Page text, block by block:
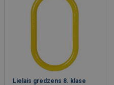
Lielais gredzens 8. klase